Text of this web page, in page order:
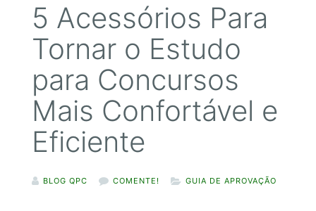
5 Acessórios Para
Tornar o Estudo
para Concursos
Mais Confortável e
Eficiente
BLOG QPC COMENTE! GUIA DE APROVAÇÃO